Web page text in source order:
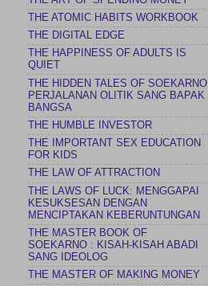
THE ATOMIC HABITS WORKBOOK
THE DIGITAL EDGE
THE HAPPINESS OF ADULTS IS
QUIET
THE HIDDEN TALES OF SOEKARNO
PERJALANAN OLITIK SANG BAPAK
BANGSA
THE HUMBLE INVESTOR
THE IMPORTANT SEX EDUCATION
FOR KIDS
THE LAW OF ATTRACTION
THE LAWS OF LUCK: MENGGAPAI
KESUKSESAN DENGAN
MENCIPTAKAN KEBERUNTUNGAN
THE MASTER BOOK OF
SOEKARNO : KISAH-KISAH ABADI
SANG IDEOLOG
THE MASTER OF MAKING MONEY